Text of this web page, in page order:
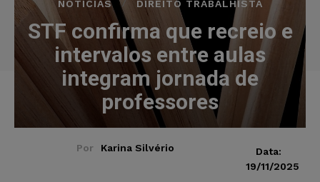
NOTÍCIAS DIREITO TRABALHISTA
STF confirma que recreio e
intervalos entre aulas
integram jornada de
professores
Por Karina Silvério
Data:
19/11/2025